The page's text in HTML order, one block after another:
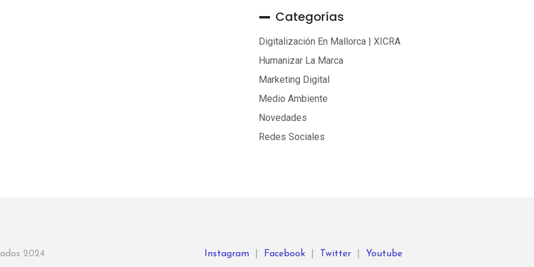
Categorías
Digitalización En Mallorca | XICRA
Humanizar La Marca
Marketing Digital
Medio Ambiente
Novedades
Redes Sociales
2024 Instagram Facebook Twitter Youtube